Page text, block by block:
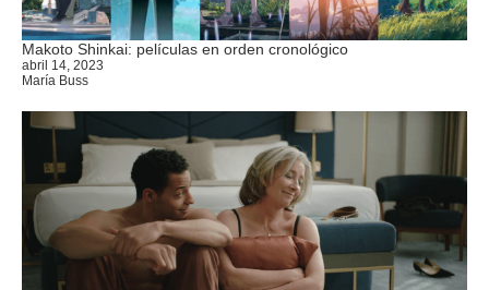
Makoto Shinkai: películas en orden cronológico
abril 14, 2023
María Buss